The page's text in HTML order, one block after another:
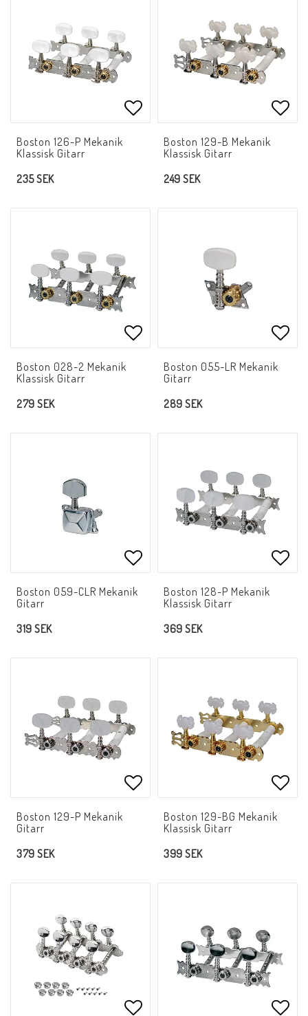
Lägg till i favoritlistan
Boston 126-P Mekanik
Klassisk Gitarr
235 SEK
Boston 129-B Mekanik
Klassisk Gitarr
249 SEK
Lägg till i favoritlistan
Boston 028-2 Mekanik
Klassisk Gitarr
279 SEK
Boston 055-LR Mekanik
Gitarr
289 SEK
Lägg till i favoritlistan
Boston 059-CLR Mekanik
Gitarr
319 SEK
Boston 128-P Mekanik
Klassisk Gitarr
369 SEK
Lägg till i favoritlistan
Boston 129-P Mekanik
Gitarr
379 SEK
Boston 129-BG Mekanik
Klassisk Gitarr
399 SEK